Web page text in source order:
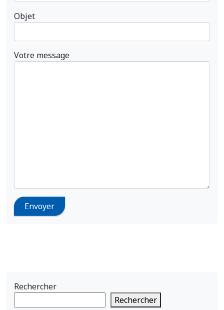
Objet
Votre message
Rechercher
Rechercher